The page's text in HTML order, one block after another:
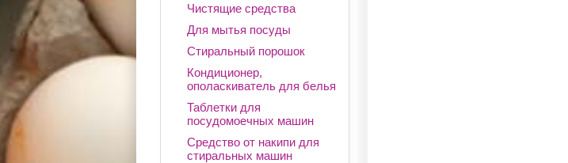
Чистящие средства
Для мытья посуды
Стиральный порошок
Кондиционер,
ополаскиватель для белья
Таблетки для
посудомоечных машин
Средство от накипи для
стиральных машин